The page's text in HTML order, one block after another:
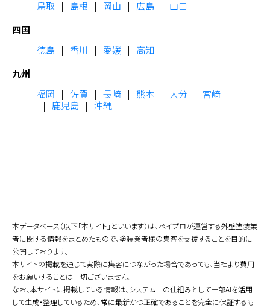
鳥取
島根 岡山 広島
山口
四国
徳島
香川 愛媛
高知
九州
福岡
佐賀 長崎 熊本 大分
宮崎
鹿児島
沖縄
本データベース（以下「本サイト」といいます）は、ペイプロが運営する外壁塗装業
者に関する情報をまとめたもので、塗装業者様の集客を支援することを目的に
公開しております。
本サイトの掲載を通じて実際に集客につながった場合であっても、当社より費用
をお願いすることは一切ございません。
なお、本サイトに掲載している情報は、システム上の仕組みとして一部AIを活用
して生成・整理しているため、常に最新かつ正確であることを完全に保証するも